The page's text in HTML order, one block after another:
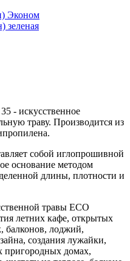
Эконом
зеленая
- искусственное
траву. Производится из
собой иглопрошивной
основание методом
длины, плотности и
травы ECO
летних кафе, открытых
балконов, лоджий,
создания лужайки,
пригородных домах,